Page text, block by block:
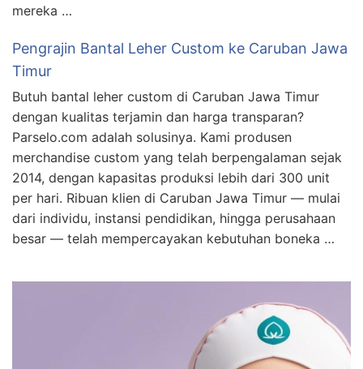
mereka …
Pengrajin Bantal Leher Custom ke Caruban Jawa
Timur
Butuh bantal leher custom di Caruban Jawa Timur
dengan kualitas terjamin dan harga transparan?
Parselo.com adalah solusinya. Kami produsen
merchandise custom yang telah berpengalaman sejak
2014, dengan kapasitas produksi lebih dari 300 unit
per hari. Ribuan klien di Caruban Jawa Timur — mulai
dari individu, instansi pendidikan, hingga perusahaan
besar — telah mempercayakan kebutuhan boneka …